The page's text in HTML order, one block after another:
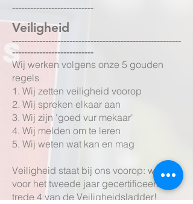
---------------------------
Veiligheid
--------------------------------------------------------
---------------------------
Wij werken volgens onze 5 gouden
regels
1. Wij zetten veiligheid voorop
2. Wij spreken elkaar aan
3. Wij zijn 'goed vur mekaar'
4. Wij melden om te leren
5. Wij weten wat kan en mag
Veiligheid staat bij ons voorop: we zijn
voor het tweede jaar gecertificeerd op
trede 4 van de Veiligheidsladder!